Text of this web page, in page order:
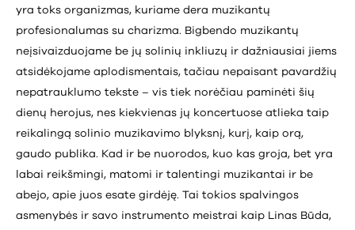
yra toks organizmas, kuriame dera muzikantų
profesionalumas su charizma. Bigbendo muzikantų
neįsivaizduojame be jų solinių inkliuzų ir dažniausiai jiems
atsidėkojame aplodismentais, tačiau nepaisant pavardžių
nepatrauklumo tekste – vis tiek norėčiau paminėti šių
dienų herojus, nes kiekvienas jų koncertuose atlieka taip
reikalingą solinio muzikavimo blyksnį, kurį, kaip orą,
gaudo publika. Kad ir be nuorodos, kuo kas groja, bet yra
labai reikšmingi, matomi ir talentingi muzikantai ir be
abejo, apie juos esate girdėję. Tai tokios spalvingos
asmenybės ir savo instrumento meistrai kaip Linas Būda,